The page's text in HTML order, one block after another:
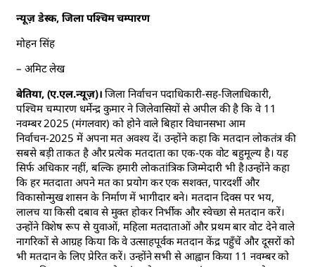
न्यूज़ डेस्क, जिला पश्चिम चम्पारण
मोहन सिंह
– अमिट लेख
बेतिया, (ए.एल.न्यूज़)। जिला निर्वाचन पदाधिकारी-सह-जिलाधिकारी,
पश्चिम चम्पारण धर्मेन्द्र कुमार ने जिलेवासियों से अपील की है कि वे 11
नवम्बर 2025 (मंगलवार) को होने वाले बिहार विधानसभा आम
निर्वाचन-2025 में अपना मत अवश्य दें। उन्होंने कहा कि मतदान लोकतंत्र की
सबसे बड़ी ताकत है और प्रत्येक मतदाता का एक-एक वोट बहुमूल्य है। यह
सिर्फ अधिकार नहीं, बल्कि हमारी लोकतांत्रिक जिम्मेदारी भी है।उन्होंने कहा
कि हर मतदाता अपने मत का प्रयोग कर एक सशक्त, पारदर्शी और
विकासोन्मुख शासन के निर्माण में भागीदार बने। मतदान दिवस पर भय,
लालच या किसी दबाव से मुक्त होकर निर्भीक और स्वेच्छा से मतदान करें।
उन्होंने विशेष रूप से युवाओं, महिला मतदाताओं और प्रथम बार वोट देने वाले
नागरिकों से आग्रह किया कि वे उत्साहपूर्वक मतदान केंद्र पहुँचें और दूसरों को
भी मतदान के लिए प्रेरित करें। उन्होंने सभी से आह्वान किया 11 नवम्बर को